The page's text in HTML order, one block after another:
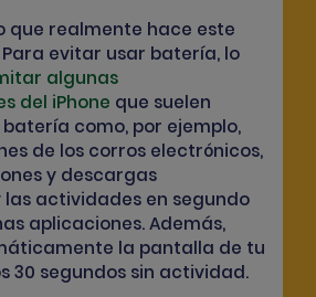
que realmente hace este
evitar usar batería, lo
algunas
del iPhone que suelen
como, por ejemplo,
de los corros electrónicos,
y descargas
actividades en segundo
aplicaciones. Además,
la pantalla de tu
30 segundos sin actividad.